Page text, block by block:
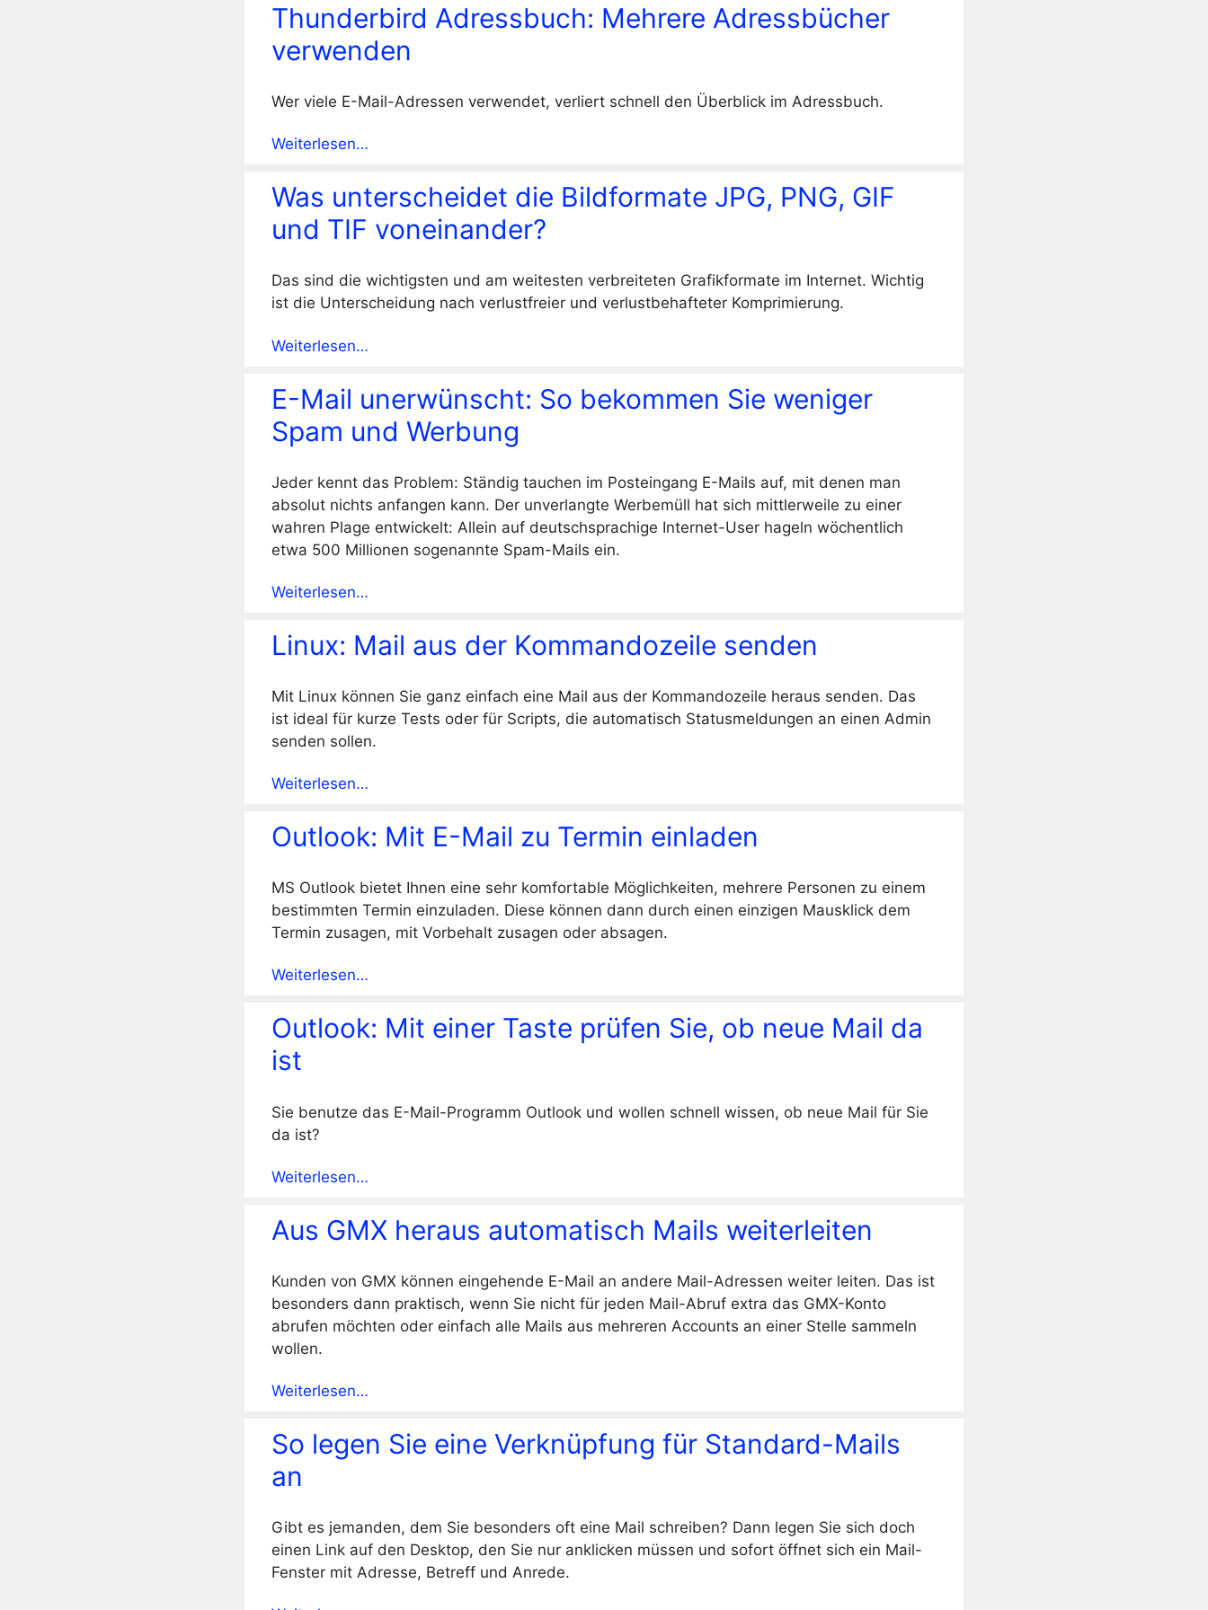
Thunderbird Adressbuch: Mehrere Adressbücher
verwenden
Wer viele E-Mail-Adressen verwendet, verliert schnell den Überblick im Adressbuch.
Weiterlesen…
Was unterscheidet die Bildformate JPG, PNG, GIF
und TIF voneinander?
Das sind die wichtigsten und am weitesten verbreiteten Grafikformate im Internet. Wichtig
ist die Unterscheidung nach verlustfreier und verlustbehafteter Komprimierung.
Weiterlesen…
E-Mail unerwünscht: So bekommen Sie weniger
Spam und Werbung
Jeder kennt das Problem: Ständig tauchen im Posteingang E-Mails auf, mit denen man
absolut nichts anfangen kann. Der unverlangte Werbemüll hat sich mittlerweile zu einer
wahren Plage entwickelt: Allein auf deutschsprachige Internet-User hageln wöchentlich
etwa 500 Millionen sogenannte Spam-Mails ein.
Weiterlesen…
Linux: Mail aus der Kommandozeile senden
Mit Linux können Sie ganz einfach eine Mail aus der Kommandozeile heraus senden. Das
ist ideal für kurze Tests oder für Scripts, die automatisch Statusmeldungen an einen Admin
senden sollen.
Weiterlesen…
Outlook: Mit E-Mail zu Termin einladen
MS Outlook bietet Ihnen eine sehr komfortable Möglichkeiten, mehrere Personen zu einem
bestimmten Termin einzuladen. Diese können dann durch einen einzigen Mausklick dem
Termin zusagen, mit Vorbehalt zusagen oder absagen.
Weiterlesen…
Outlook: Mit einer Taste prüfen Sie, ob neue Mail da
ist
Sie benutze das E-Mail-Programm Outlook und wollen schnell wissen, ob neue Mail für Sie
da ist?
Weiterlesen…
Aus GMX heraus automatisch Mails weiterleiten
Kunden von GMX können eingehende E-Mail an andere Mail-Adressen weiter leiten. Das ist
besonders dann praktisch, wenn Sie nicht für jeden Mail-Abruf extra das GMX-Konto
abrufen möchten oder einfach alle Mails aus mehreren Accounts an einer Stelle sammeln
wollen.
Weiterlesen…
So legen Sie eine Verknüpfung für Standard-Mails
an
Gibt es jemanden, dem Sie besonders oft eine Mail schreiben? Dann legen Sie sich doch
einen Link auf den Desktop, den Sie nur anklicken müssen und sofort öffnet sich ein Mail-
Fenster mit Adresse, Betreff und Anrede.